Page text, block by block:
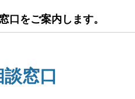
をご案内します。
窓口